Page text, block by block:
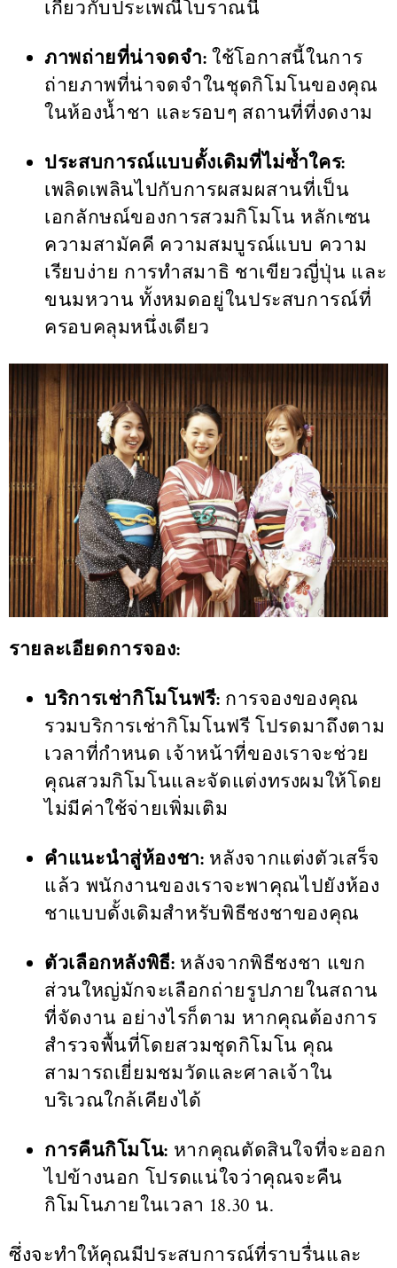
เกี่ยวกับประเพณีโบราณนี้
ภาพถ่ายที่น่าจดจำ: ใช้โอกาสนี้ในการ
ถ่ายภาพที่น่าจดจำในชุดกิโมโนของคุณ
ในห้องน้ำชา และรอบๆ สถานที่ที่งดงาม
ประสบการณ์แบบดั้งเดิมที่ไม่ซ้ำใคร:
เพลิดเพลินไปกับการผสมผสานที่เป็น
เอกลักษณ์ของการสวมกิโมโน หลักเซน
ความสามัคคี ความสมบูรณ์แบบ ความ
เรียบง่าย การทำสมาธิ ชาเขียวญี่ปุ่น และ
ขนมหวาน ทั้งหมดอยู่ในประสบการณ์ที่
ครอบคลุมหนึ่งเดียว
รายละเอียดการจอง:
บริการเช่ากิโมโนฟรี: การจองของคุณ
รวมบริการเช่ากิโมโนฟรี โปรดมาถึงตาม
เวลาที่กำหนด เจ้าหน้าที่ของเราจะช่วย
คุณสวมกิโมโนและจัดแต่งทรงผมให้โดย
ไม่มีค่าใช้จ่ายเพิ่มเติม
คำแนะนำสู่ห้องชา: หลังจากแต่งตัวเสร็จ
แล้ว พนักงานของเราจะพาคุณไปยังห้อง
ชาแบบดั้งเดิมสำหรับพิธีชงชาของคุณ
ตัวเลือกหลังพิธี: หลังจากพิธีชงชา แขก
ส่วนใหญ่มักจะเลือกถ่ายรูปภายในสถาน
ที่จัดงาน อย่างไรก็ตาม หากคุณต้องการ
สำรวจพื้นที่โดยสวมชุดกิโมโน คุณ
สามารถเยี่ยมชมวัดและศาลเจ้าใน
บริเวณใกล้เคียงได้
การคืนกิโมโน: หากคุณตัดสินใจที่จะออก
ไปข้างนอก โปรดแน่ใจว่าคุณจะคืน
กิโมโนภายในเวลา 18.30 น.
ซึ่งจะทำให้คุณมีประสบการณ์ที่ราบรื่นและ